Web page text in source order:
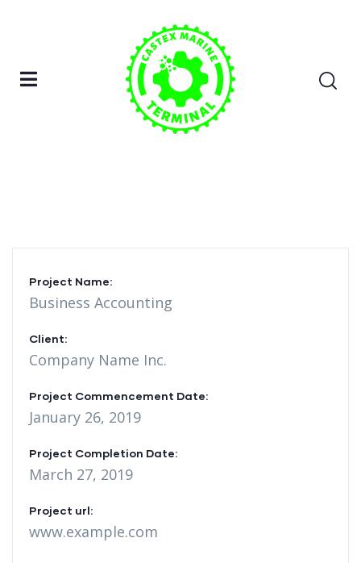
Home Bridge Construction
Portfolio
Project Name:
Business Accounting
Client:
Company Name Inc.
Project Commencement Date:
January 26, 2019
Project Completion Date:
March 27, 2019
Project url:
www.example.com